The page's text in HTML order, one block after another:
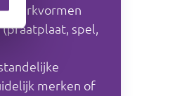
werkvormen
spel,
merken of